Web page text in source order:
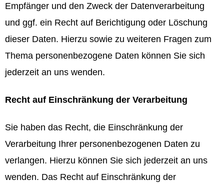
Empfänger und den Zweck der Datenverarbeitung
und ggf. ein Recht auf Berichtigung oder Löschung
dieser Daten. Hierzu sowie zu weiteren Fragen zum
Thema personenbezogene Daten können Sie sich
jederzeit an uns wenden.
Recht auf Einschränkung der Verarbeitung
Sie haben das Recht, die Einschränkung der
Verarbeitung Ihrer personenbezogenen Daten zu
verlangen. Hierzu können Sie sich jederzeit an uns
wenden. Das Recht auf Einschränkung der